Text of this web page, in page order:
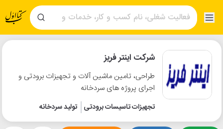
شرکت اینتر فریز
طراحی، تامین ماشین آلات و تجهیزات برودتی و
اجرای پروژه های سردخانه
تجهیزات تاسیسات برودتی تولید سردخانه